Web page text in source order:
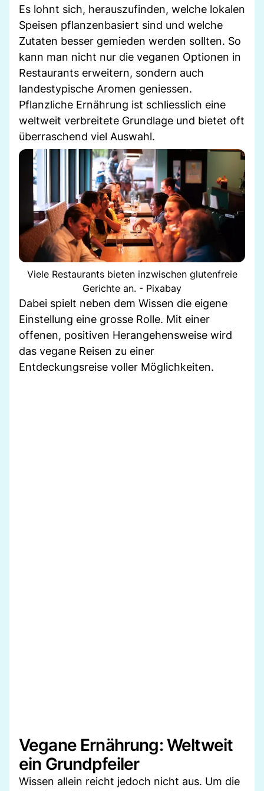
Es lohnt sich, herauszufinden, welche lokalen
Speisen pflanzenbasiert sind und welche
Zutaten besser gemieden werden sollten. So
kann man nicht nur die veganen Optionen in
Restaurants erweitern, sondern auch
landestypische Aromen geniessen.
Pflanzliche Ernährung ist schliesslich eine
weltweit verbreitete Grundlage und bietet oft
überraschend viel Auswahl.
Viele Restaurants bieten inzwischen glutenfreie
Gerichte an. - Pixabay
Dabei spielt neben dem Wissen die eigene
Einstellung eine grosse Rolle. Mit einer
offenen, positiven Herangehensweise wird
das vegane Reisen zu einer
Entdeckungsreise voller Möglichkeiten.
Vegane Ernährung: Weltweit
ein Grundpfeiler
Wissen allein reicht jedoch nicht aus. Um die